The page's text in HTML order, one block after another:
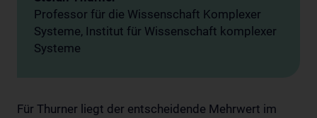
Professor für die Wissenschaft Komplexer
Systeme, Institut für Wissenschaft komplexer
Systeme
Für Thurner liegt der entscheidende Mehrwert im